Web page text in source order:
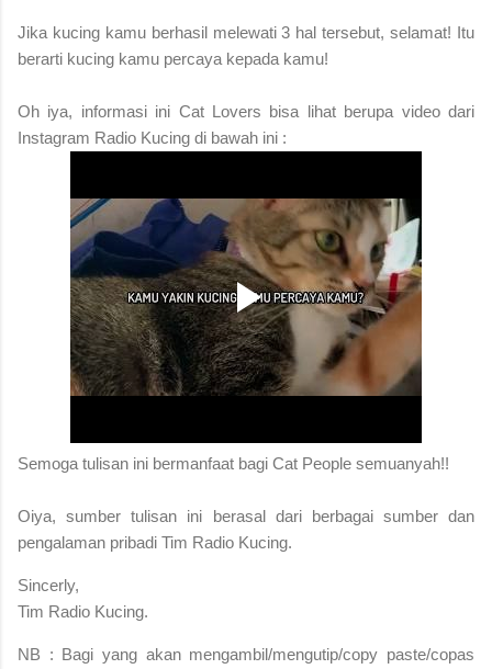
Jika kucing kamu berhasil melewati 3 hal tersebut, selamat! Itu
berarti kucing kamu percaya kepada kamu!
Oh iya, informasi ini Cat Lovers bisa lihat berupa video dari
Instagram Radio Kucing di bawah ini :
Semoga tulisan ini bermanfaat bagi Cat People semuanyah!!
Oiya, sumber tulisan ini berasal dari berbagai sumber dan
pengalaman pribadi Tim Radio Kucing.
Sincerly,
Tim Radio Kucing.
NB : Bagi yang akan mengambil/mengutip/copy paste/copas